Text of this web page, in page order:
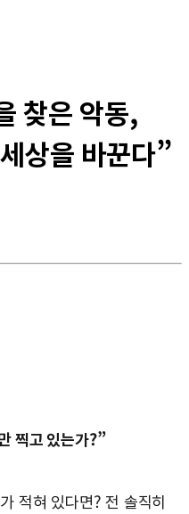
찾은 악동,
상을 바꾼다​”
찍고 있는가?”
적혀 있다면? 전 솔직히